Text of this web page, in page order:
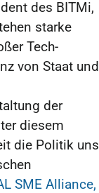
des BITMi,
starke
Tech-
von Staat und
der
diesem
die Politik uns
SME Alliance,